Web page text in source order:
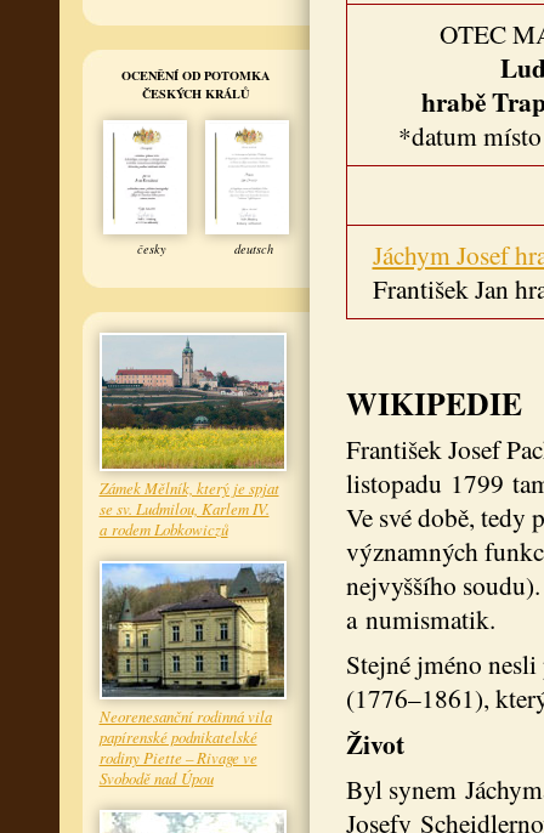
OCENĚNÍ OD POTOMKA
ČESKÝCH KRÁLŮ
česky deutsch
Zámek Mělník, který je spjat
se sv. Ludmilou, Karlem IV.
a rodem Lobkowiczů
Neorenesanční rodinná vila
papírenské podnikatelské
rodiny Piette – Rivage ve
Svobodě nad Úpou
OTEC
hrabě
*datum
Jáchym Josef
František Jan
WIKIPEDIE
František Josef
listopadu 1799
Ve své době, tedy
významných
nejvyššího
a numismatik.
Stejné jméno
(1776–1861),
Život
Byl synem
Josefy